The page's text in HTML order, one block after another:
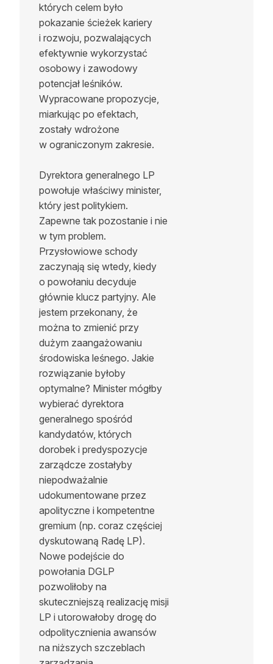
Sklep Oikos
których celem było
pokazanie ścieżek kariery
i rozwoju, pozwalających
efektywnie wykorzystać
osobowy i zawodowy
potencjał leśników.
Wypracowane propozycje,
miarkując po efektach,
zostały wdrożone
w ograniczonym zakresie.
Dyrektora generalnego LP
powołuje właściwy minister,
który jest politykiem.
Zapewne tak pozostanie i nie
w tym problem.
Przysłowiowe schody
zaczynają się wtedy, kiedy
o powołaniu decyduje
głównie klucz partyjny. Ale
jestem przekonany, że
można to zmienić przy
dużym zaangażowaniu
środowiska leśnego. Jakie
rozwiązanie byłoby
optymalne? Minister mógłby
wybierać dyrektora
generalnego spośród
kandydatów, których
dorobek i predyspozycje
zarządcze zostałyby
niepodważalnie
udokumentowane przez
apolityczne i kompetentne
gremium (np. coraz częściej
dyskutowaną Radę LP).
Nowe podejście do
powołania DGLP
pozwoliłoby na
skuteczniejszą realizację misji
LP i utorowałoby drogę do
odpolitycznienia awansów
na niższych szczeblach